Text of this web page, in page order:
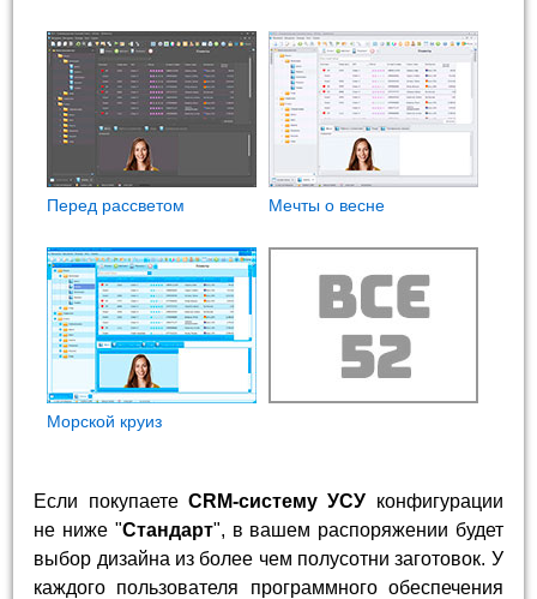
Перед рассветом Мечты о весне
Морской круиз
Если покупаете CRM-систему УСУ конфигурации
не ниже "Стандарт", в вашем распоряжении будет
выбор дизайна из более чем полусотни заготовок. У
каждого пользователя программного обеспечения